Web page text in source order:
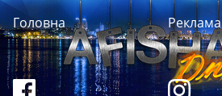
Головна Реклама